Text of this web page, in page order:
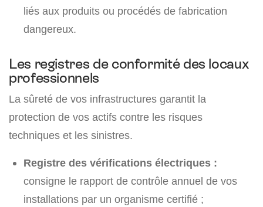
liés aux produits ou procédés de fabrication
dangereux.
Les registres de conformité des locaux
professionnels
La sûreté de vos infrastructures garantit la
protection de vos actifs contre les risques
techniques et les sinistres.
Registre des vérifications électriques :
consigne le rapport de contrôle annuel de vos
installations par un organisme certifié ;